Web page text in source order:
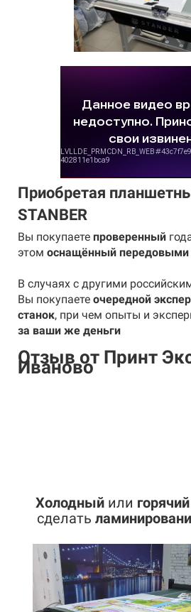
Приобретая
STANBER
Вы покупаете проверенный
этом оснащённый передовыми
В случаях с другими
Вы покупаете очередной
станок, при чем опыты и
за ваши же деньги
Отзыв от Принт
Иваново
Холодный или горячий
сделать